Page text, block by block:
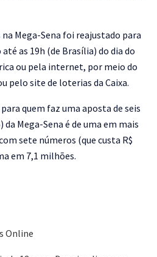
Mega-Sena foi reajustado para
as 19h (de Brasília) do dia do
ou pela internet, por meio do
pelo site de loterias da Caixa.
quem faz uma aposta de seis
Mega-Sena é de uma em mais
sete números (que custa R$
em 7,1 milhões.
Online